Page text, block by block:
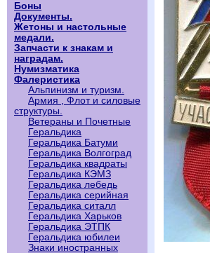
Боны
Документы.
Жетоны и настольные
медали.
Запчасти к знакам и
наградам.
Нумизматика
Фалеристика
Альпинизм и туризм.
Армия , Флот и силовые
структуры.
Ветераны и Почетные
Геральдика
Геральдика Батуми
Геральдика Волгоград
Геральдика квадраты
Геральдика КЭМЗ
Геральдика лебедь
Геральдика серийная
Геральдика ситалл
Геральдика Харьков
Геральдика ЭТПК
Геральдика юбилеи
Знаки иностранных